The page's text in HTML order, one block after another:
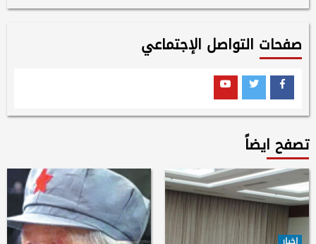
صفحات التواصل الإجتماعي
Facebook
Twitter
Youtube
تصفح ايضاً